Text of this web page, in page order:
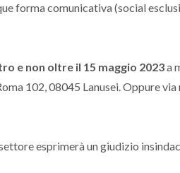
forma comunicativa (social
e non oltre il 15 maggio 2023a
102, 08045 Lanusei. Oppure
esprimerà un giudizio